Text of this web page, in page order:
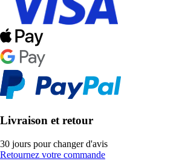
Livraison et retour
30 jours pour changer d'avis
Retournez votre commande